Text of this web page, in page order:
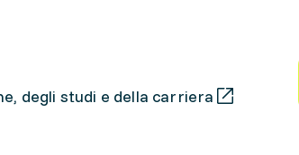
degli studi e della carriera